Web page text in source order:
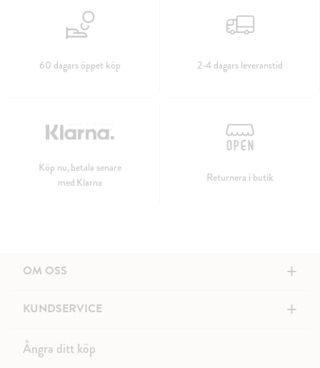
60 dagars öppet köp 2-4 dagars leveranstid
Köp nu, betala senare
med Klarna
Returnera i butik
OM OSS +
KUNDSERVICE +
Ångra ditt köp